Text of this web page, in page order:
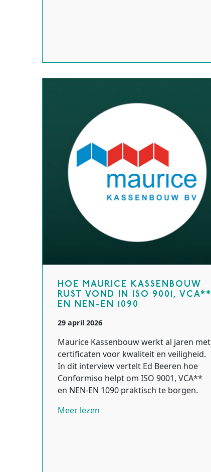
HOE MAURICE KASSENBOUW
RUST VOND IN ISO 9001, VCA**
EN NEN-EN 1090
29 april 2026
Maurice Kassenbouw werkt al jaren met
certificaten voor kwaliteit en veiligheid.
In dit interview vertelt Ed Beeren hoe
Conformiso helpt om ISO 9001, VCA**
en NEN-EN 1090 praktisch te borgen.
Meer lezen